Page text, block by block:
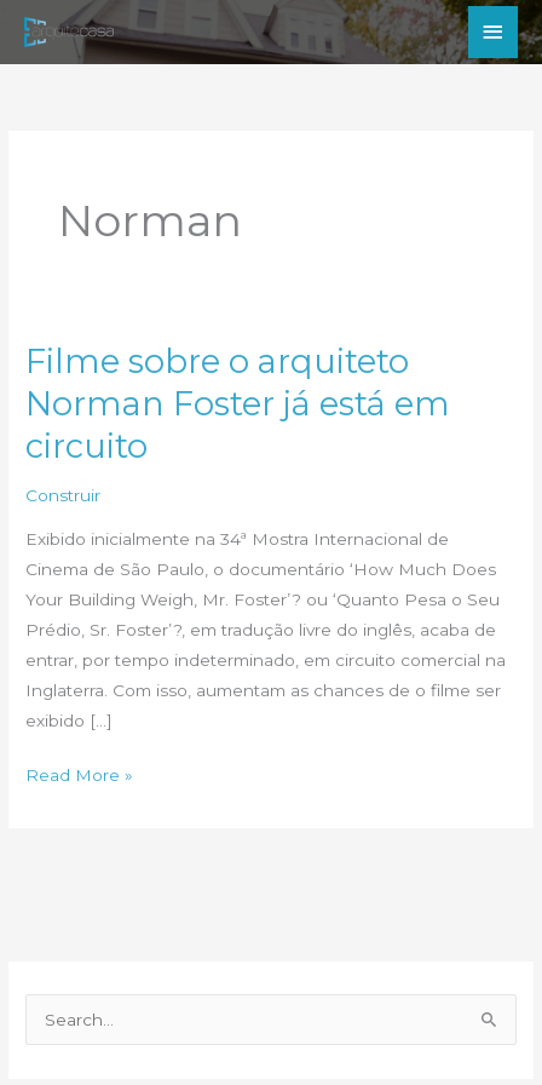
para
Norman
Filme sobre o arquiteto
Norman Foster já está em
circuito
Construir
Exibido inicialmente na 34ª Mostra Internacional de
Cinema de São Paulo, o documentário ‘How Much Does
Your Building Weigh, Mr. Foster’? ou ‘Quanto Pesa o Seu
Prédio, Sr. Foster’?, em tradução livre do inglês, acaba de
entrar, por tempo indeterminado, em circuito comercial na
Inglaterra. Com isso, aumentam as chances de o filme ser
exibido […]
Filme
em
circuito
Read More »
e